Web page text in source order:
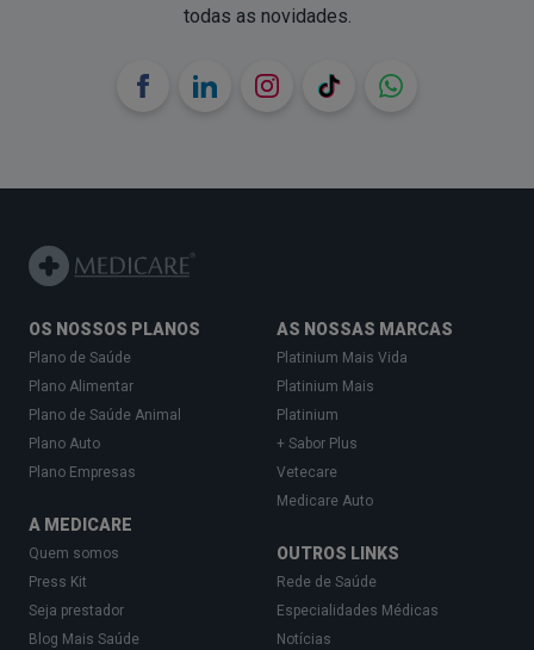
todas as novidades.
OS NOSSOS PLANOS
Plano de Saúde
Plano Alimentar
Plano de Saúde Animal
Plano Auto
Plano Empresas
A MEDICARE
Quem somos
Press Kit
Seja prestador
Blog Mais Saúde
AS NOSSAS MARCAS
Platinium Mais Vida
Platinium Mais
Platinium
+ Sabor Plus
Vetecare
Medicare Auto
OUTROS LINKS
Rede de Saúde
Especialidades Médicas
Notícias